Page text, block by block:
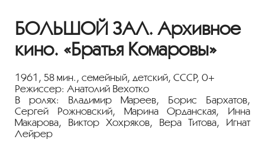
БОЛЬШОЙ ЗАЛ. Архивное
кино. «Братья Комаровы»
1961, 58 мин., семейный, детский, СССР, 0+
Режиссер: Анатолий Вехотко
В ролях: Владимир Мареев, Борис Бархатов,
Сергей Рожновский, Марина Орданская, Инна
Макарова, Виктор Хохряков, Вера Титова, Игнат
Лейрер